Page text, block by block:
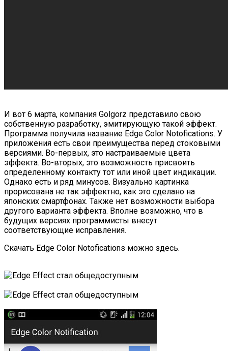
И вот 6 марта, компания Golgorz представило свою
собственную разработку, эмитирующую такой эффект.
Программа получила название Edge Color Notofications. У
приложения есть свои преимущества перед стоковыми
версиями. Во-первых, это настраиваемые цвета
эффекта. Во-вторых, это возможность присвоить
определенному контакту тот или иной цвет индикации.
Однако есть и ряд минусов. Визуально картинка
прорисована не так эффектно, как это сделано на
японских смартфонах. Также нет возможности выбора
другого варианта эффекта. Вполне возможно, что в
будущих версиях программисты внесут
соответствующие исправления.
Скачать Edge Color Notofications можно здесь.